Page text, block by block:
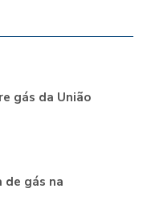
gás da União
de gás na